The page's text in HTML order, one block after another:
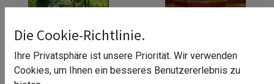
Aquarium Wand Terrarium Wand
Die Cookie-Richtlinie.
Ihre Privatsphäre ist unsere Priorität. Wir verwenden
Cookies, um Ihnen ein besseres Benutzererlebnis zu